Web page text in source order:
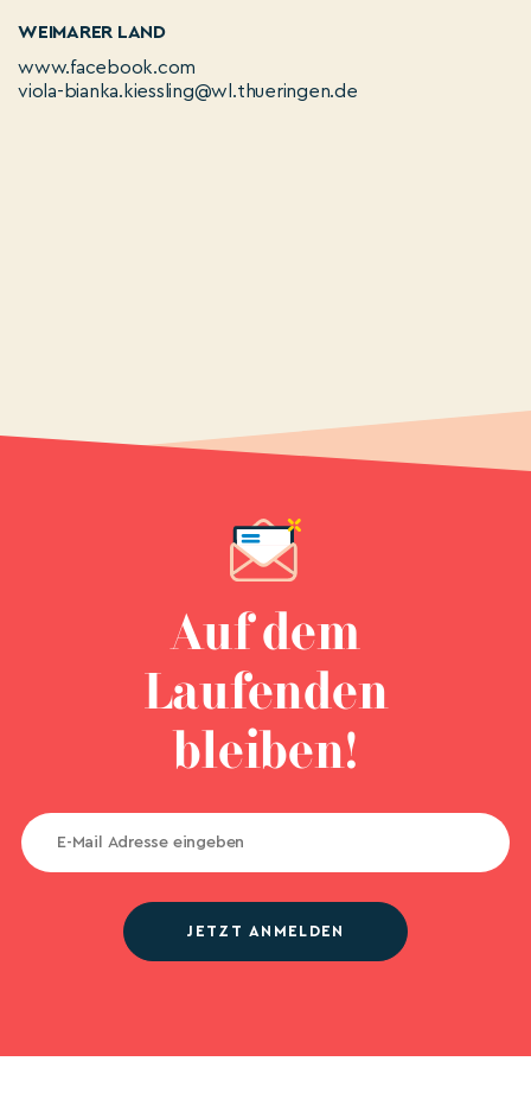
WEIMARER LAND
www.facebook.com
viola-bianka.kiessling@wl.thueringen.de
Auf dem
Laufenden
bleiben!
JETZT ANMELDEN